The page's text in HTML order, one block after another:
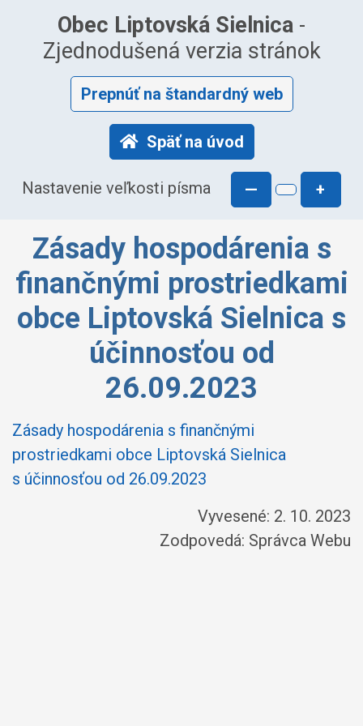
Obec Liptovská Sielnica -
Zjednodušená verzia stránok
Prepnúť na štandardný web
Späť na úvod
Nastavenie veľkosti písma — +
Zásady hospodárenia s
finančnými prostriedkami
obce Liptovská Sielnica s
účinnosťou od
26.09.2023
Zásady hospodárenia s finančnými
prostriedkami obce Liptovská Sielnica
s účinnosťou od 26.09.2023
Vyvesené: 2. 10. 2023
Zodpovedá: Správca Webu